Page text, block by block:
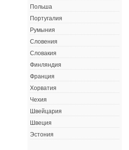
Польша
Португалия
Румыния
Словения
Словакия
Финляндия
Франция
Хорватия
Чехия
Швейцария
Швеция
Эстония